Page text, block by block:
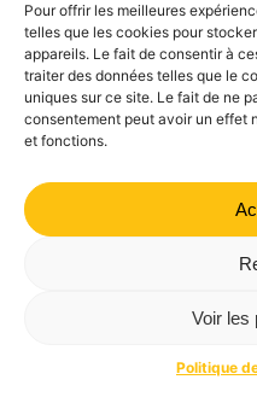
Pour offrir les meilleures
telles que les cookies pour
appareils. Le fait de consentir à
traiter des données telles que le
uniques sur ce site. Le fait de ne
consentement peut avoir un effet
et fonctions.
Voir les
Politique
Politique de confidentialité